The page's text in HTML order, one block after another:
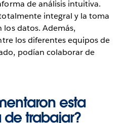
de análisis intuitiva.
integral y la toma
los datos. Además,
los diferentes equipos de
podían colaborar de
esta
trabajar?